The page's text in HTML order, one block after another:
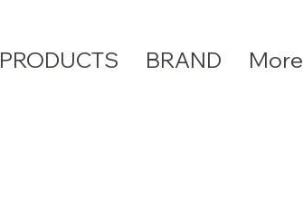
PRODUCTS BRAND More